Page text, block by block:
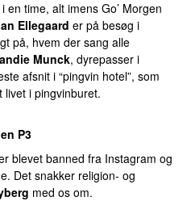
time, alt imens Go’ Morgen
Ellegaard er på besøg i
på, hvem der sang alle
Munck, dyrepasser i
afsnit i “pingvin hotel”, som
i pingvinburet.
P3
blevet banned fra Instagram og
Det snakker religion- og
med os om.